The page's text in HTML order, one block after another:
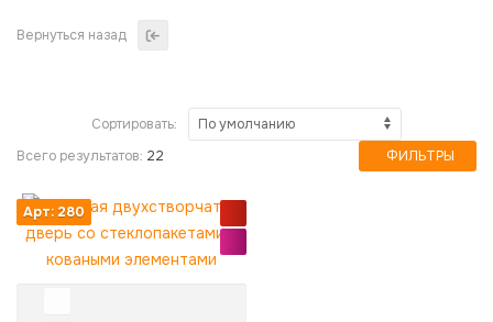
Сортировать:
Всего результатов: 22 ФИЛЬТРЫ
Арт: 280